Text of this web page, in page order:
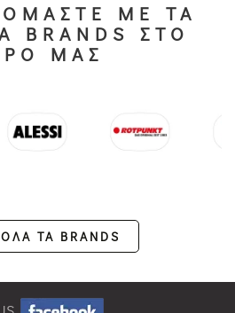
ΜΕ ΤΑ
BRANDS ΣΤΟ
ΜΑΣ
ΤΑ BRANDS